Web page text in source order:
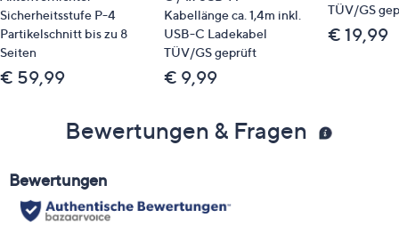
Sicherheitsstufe P-4
Partikelschnitt bis zu 8
Seiten
€ 59,99
Kabellänge ca. 1,4m inkl.
USB-C Ladekabel
TÜV/GS geprüft
€ 9,99
TÜV/GS
€ 19,99
Bewertungen & Fragen